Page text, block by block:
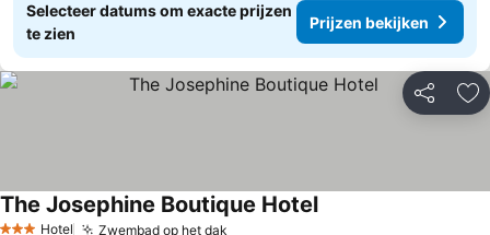
Selecteer datums om exacte prijzen
te zien
Prijzen bekijken
Delen
Hotel Zwembad op het dak
The Josephine Boutique HotelPrijzen bekijken